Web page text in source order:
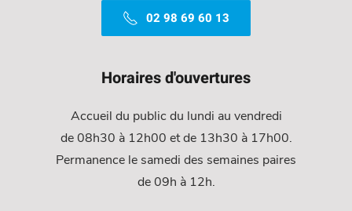
02 98 69 60 13
Horaires d'ouvertures
Accueil du public du lundi au vendredi
de 08h30 à 12h00 et de 13h30 à 17h00.
Permanence le samedi des semaines paires
de 09h à 12h.